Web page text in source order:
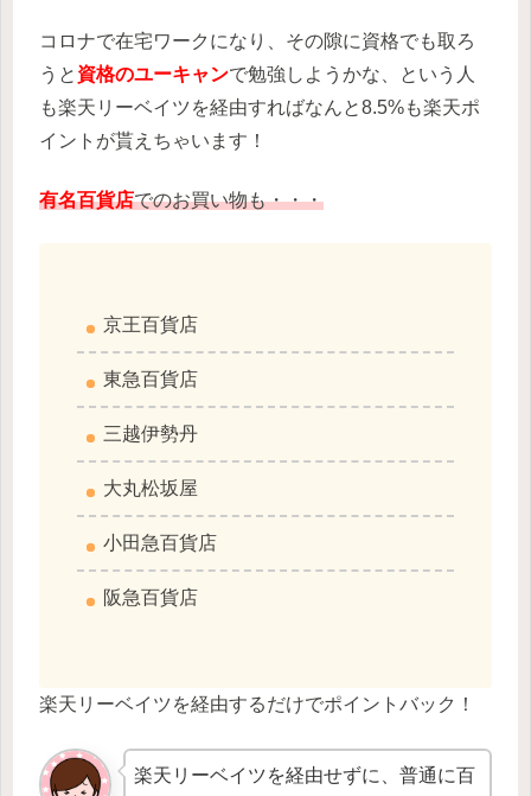
コロナで在宅ワークになり、その隙に資格でも取ろ
うと 資格のユーキャンで勉強しようかな、という人
も楽天リーベイツを経由すればなんと8.5%も楽天ポ
イントが貰えちゃいます！
有名百貨店でのお買い物も・・・
京王百貨店
東急百貨店
三越伊勢丹
大丸松坂屋
小田急百貨店
阪急百貨店
楽天リーベイツを経由するだけでポイントバック！
楽天リーベイツを経由せずに、普通に百